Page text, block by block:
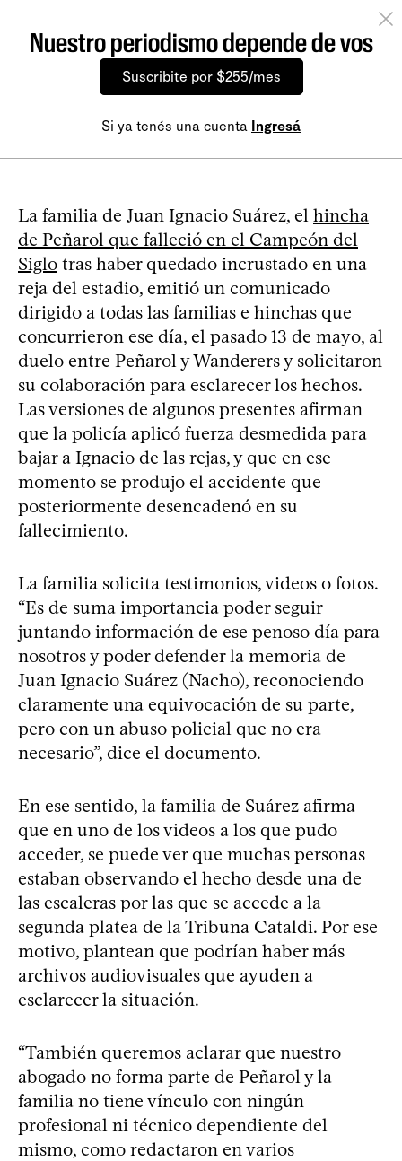
Nuestro periodismo depende de vos
Suscribite por $255/mes
Si ya tenés una cuenta Ingresá
La familia de Juan Ignacio Suárez, el hincha
de Peñarol que falleció en el Campeón del
Siglo tras haber quedado incrustado en una
reja del estadio, emitió un comunicado
dirigido a todas las familias e hinchas que
concurrieron ese día, el pasado 13 de mayo, al
duelo entre Peñarol y Wanderers y solicitaron
su colaboración para esclarecer los hechos.
Las versiones de algunos presentes afirman
que la policía aplicó fuerza desmedida para
bajar a Ignacio de las rejas, y que en ese
momento se produjo el accidente que
posteriormente desencadenó en su
fallecimiento.
La familia solicita testimonios, videos o fotos.
“Es de suma importancia poder seguir
juntando información de ese penoso día para
nosotros y poder defender la memoria de
Juan Ignacio Suárez (Nacho), reconociendo
claramente una equivocación de su parte,
pero con un abuso policial que no era
necesario”, dice el documento.
En ese sentido, la familia de Suárez afirma
que en uno de los videos a los que pudo
acceder, se puede ver que muchas personas
estaban observando el hecho desde una de
las escaleras por las que se accede a la
segunda platea de la Tribuna Cataldi. Por ese
motivo, plantean que podrían haber más
archivos audiovisuales que ayuden a
esclarecer la situación.
“También queremos aclarar que nuestro
abogado no forma parte de Peñarol y la
familia no tiene vínculo con ningún
profesional ni técnico dependiente del
mismo, como redactaron en varios